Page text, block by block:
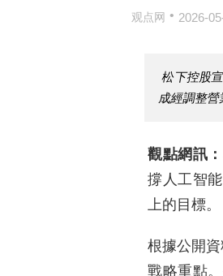
观点网 • 2026-
松下控股
成經調整營
觀點網訊：
撐人工智
上的目標。
根據公開
戰略重點